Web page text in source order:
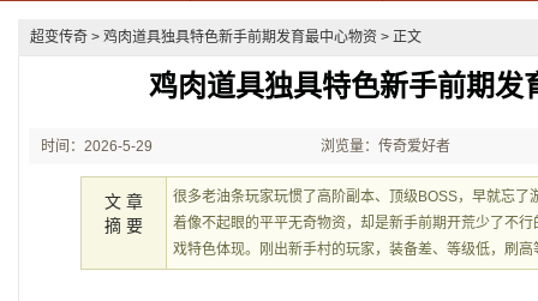
超变传奇 > 鸡肉道具独具特色新手前期发育最中心物资 > 正文
鸡肉道具独具特色新手前期发
时间：2026-5-29
21:43:54
浏览量：传奇爱好者
文 章
摘 要
很多老油条玩家玩惯了高阶副本、顶级BOSS，早就忘了
着像不起眼的平平无奇物资，却是新手前期开荒少了不
戏特色体现。刚出新手村的玩家，装备差、等级低，刷